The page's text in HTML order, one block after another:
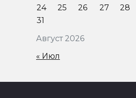
Август 2026
24
25 26 27 28
31
« Июл